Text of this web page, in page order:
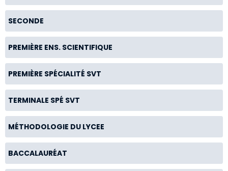
SECONDE
PREMIÈRE ENS. SCIENTIFIQUE
PREMIÈRE SPÉCIALITÉ SVT
TERMINALE SPÉ SVT
MÉTHODOLOGIE DU LYCEE
BACCALAURÉAT